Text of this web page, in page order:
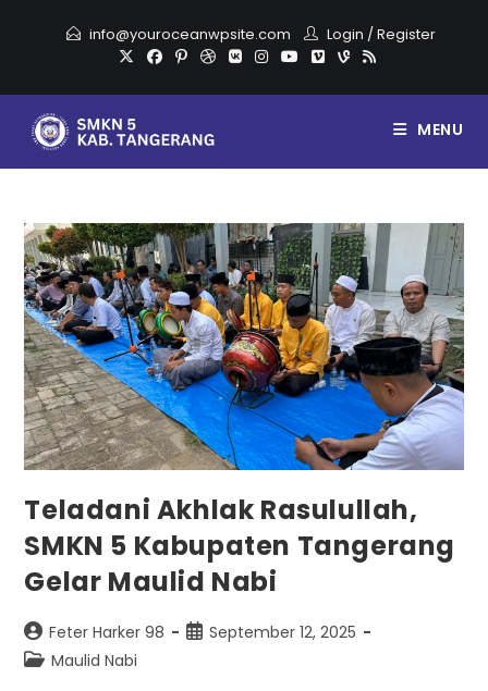
info@youroceanwpsite.com Login /Register
MENU
Teladani Akhlak Rasulullah,
SMKN 5 Kabupaten Tangerang
Gelar Maulid Nabi
Feter Harker 98
September 12, 2025
Maulid Nabi